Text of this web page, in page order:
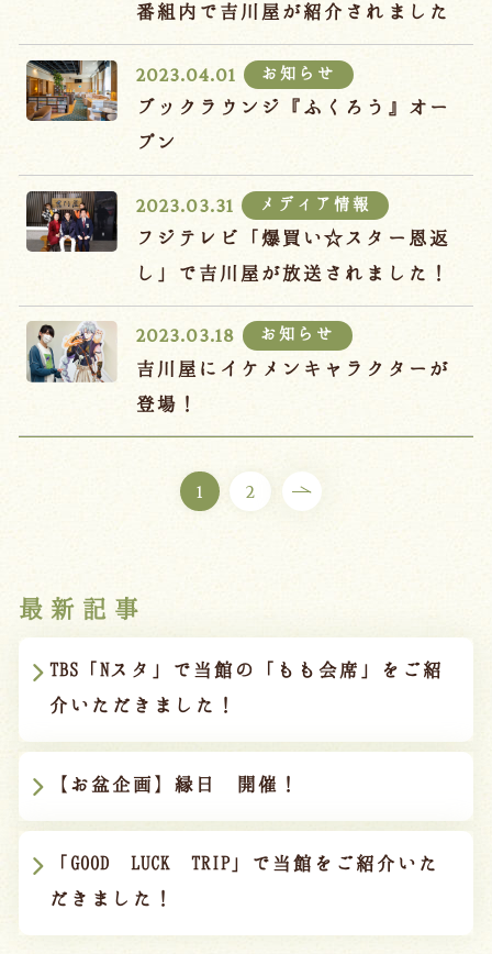
番組内で吉川屋が紹介されました
2023.04.01 お知らせ
ブックラウンジ『ふくろう』オー
プン
2023.03.31 メディア情報
フジテレビ「爆買い☆スター恩返
し」で吉川屋が放送されました！
2023.03.18 お知らせ
吉川屋にイケメンキャラクターが
登場！
1 2
最新記事
TBS「Nスタ」で当館の「もも会席」をご紹
介いただきました！
【お盆企画】縁日 開催！
「GOOD LUCK TRIP」で当館をご紹介いた
だきました！